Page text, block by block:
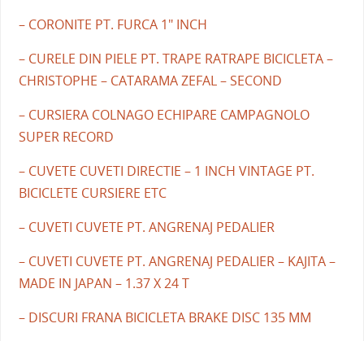
– CORONITE PT. FURCA 1" INCH
– CURELE DIN PIELE PT. TRAPE RATRAPE BICICLETA –
CHRISTOPHE – CATARAMA ZEFAL – SECOND
– CURSIERA COLNAGO ECHIPARE CAMPAGNOLO
SUPER RECORD
– CUVETE CUVETI DIRECTIE – 1 INCH VINTAGE PT.
BICICLETE CURSIERE ETC
– CUVETI CUVETE PT. ANGRENAJ PEDALIER
– CUVETI CUVETE PT. ANGRENAJ PEDALIER – KAJITA –
MADE IN JAPAN – 1.37 X 24 T
– DISCURI FRANA BICICLETA BRAKE DISC 135 MM